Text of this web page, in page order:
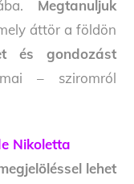
Megtanuljuk
áttör a földön
és gondozást
– sziromról
Nikoletta
lehet